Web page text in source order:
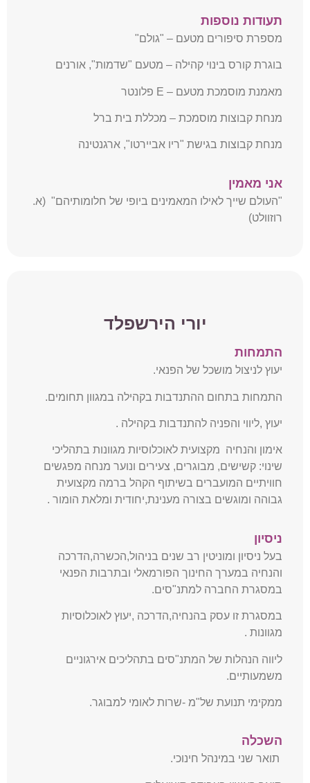
תעודות נוספות
מספרת סיפורים מטעם – "גולם"
בוגרת קורס בינוי קהילה – מטעם "שדמות", אורנים
מאמנת מוסמכת מטעם – E פלונטר
מנחת קבוצות מוסמכת – מכללת בית ברל
מנחת קבוצות בגישת "ריו אביירטו", ארגנטינה
אני מאמין
"העולם שייך לאילו המאמינים ביופי של חלומותיהם" (א.
רוזוולט)
יורי הירשפלד
התמחות
יעוץ לניצול מושכל של הפנאי.
התמחות בתחום ההתנדבות בקהילה במגוון תחומים.
יעוץ ,ליווי והפניה להתנדבות בקהילה .
אימון והנחיה מקצועית לאוכלוסיות מגוונות בתהליכי
שינוי: קשישים, מבוגרים, צעירים ונוער מנחה מפגשים
חוויתיים המועברים בשיתוף הקהל ברמה מקצועית
גבוהה ומוגשים בצורה מענינת,יחודית ומלאת הומור .
ניסיון
בעל ניסיון ומוניטין רב שנים בניהול,הכשרה,הדרכה
והנחיה במערך החינוך הפורמאלי ובתרבות הפנאי
במסגרת החברה למתנ"סים.
במסגרת זו עסק בהנחיה,הדרכה ,יעוץ לאוכלוסיות
מגוונות .
ליווה הנהלות של המתנ"סים בתהליכים אירגוניים
משמעותיים.
ממקימי תנועת של"מ -שרות לאומי למבוגר.
השכלה
תואר שני במינהל חינוכי.